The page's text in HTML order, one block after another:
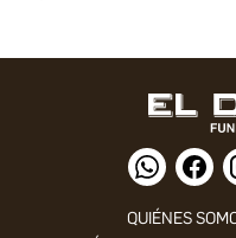
QUIÉNES